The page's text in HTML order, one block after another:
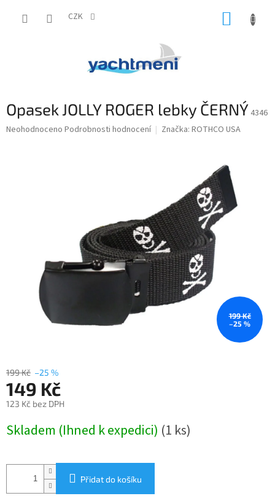
CZK
Opasek JOLLY ROGER lebky ČERNÝ 4346
Průměrné
Neohodnoceno Podrobnosti hodnocení Značka: ROTHCO USA
199 Kč
–25 %
199 Kč –25 %
149 Kč
123 Kč bez DPH
cena:
Skladem (Ihned k expedici) (1 ks)
Přidat do košíku